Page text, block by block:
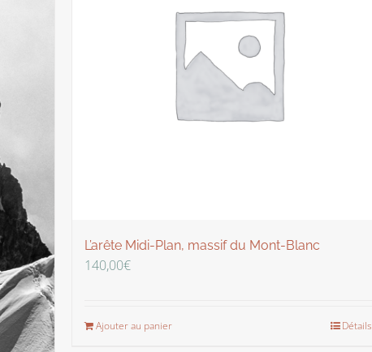
L’arête Midi-Plan, massif du Mont-Blanc
140,00€
Ajouter au panier Détails